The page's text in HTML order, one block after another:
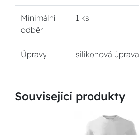
Minimální
odběr
1 ks
Úpravy silikonová úprava
Související produkty